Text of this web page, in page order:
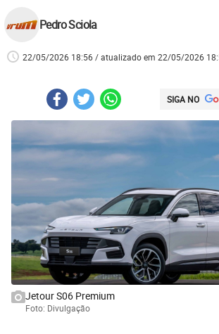
Pedro Sciola
22/05/2026 18:56 / atualizado em 22/05/2026
SIGA NO
Jetour S06 Premium
Foto: Divulgação